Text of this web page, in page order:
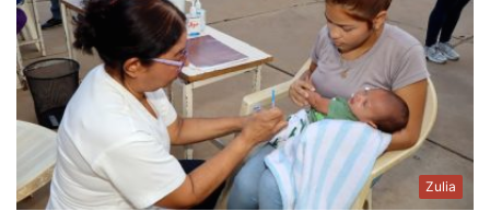
Zulia